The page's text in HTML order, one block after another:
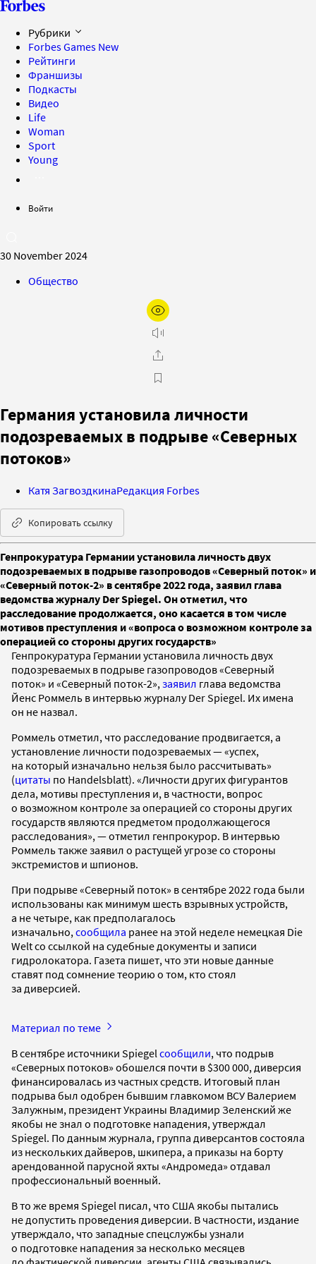
Рубрики
Forbes Games New
Рейтинги
Франшизы
Подкасты
Видео
Life
Woman
Sport
Young
Войти
30 November 2024
Общество
Германия установила личности
подозреваемых в подрыве «Северных
потоков»
Катя ЗагвоздкинаРедакция Forbes
Копировать ссылку
Генпрокуратура Германии установила личность двух
подозреваемых в подрыве газопроводов «Северный поток» и
«Северный поток-2» в сентябре 2022 года, заявил глава
ведомства журналу Der Spiegel. Он отметил, что
расследование продолжается, оно касается в том числе
мотивов преступления и «вопроса о возможном контроле за
операцией со стороны других государств»
Генпрокуратура Германии установила личность двух
подозреваемых в подрыве газопроводов «Северный
поток» и «Северный поток-2», заявил глава ведомства
Йенс Роммель в интервью журналу Der Spiegel. Их имена
он не назвал.
Роммель отметил, что расследование продвигается, а
установление личности подозреваемых — «успех,
на который изначально нельзя было рассчитывать»
(цитаты по Handelsblatt). «Личности других фигурантов
дела, мотивы преступления и, в частности, вопрос
о возможном контроле за операцией со стороны других
государств являются предметом продолжающегося
расследования», — отметил генпрокурор. В интервью
Роммель также заявил о растущей угрозе со стороны
экстремистов и шпионов.
При подрыве «Северный поток» в сентябре 2022 года были
использованы как минимум шесть взрывных устройств,
а не четыре, как предполагалось
изначально, сообщила ранее на этой неделе немецкая Die
Welt со ссылкой на судебные документы и записи
гидролокатора. Газета пишет, что эти новые данные
ставят под сомнение теорию о том, кто стоял
за диверсией.
Материал по теме
В сентябре источники Spiegel сообщили, что подрыв
«Северных потоков» обошелся почти в $300 000, диверсия
финансировалась из частных средств. Итоговый план
подрыва был одобрен бывшим главкомом ВСУ Валерием
Залужным, президент Украины Владимир Зеленский же
якобы не знал о подготовке нападения, утверждал
Spiegel. По данным журнала, группа диверсантов состояла
из нескольких дайверов, шкипера, а приказы на борту
арендованной парусной яхты «Андромеда» отдавал
профессиональный военный.
В то же время Spiegel писал, что США якобы пытались
не допустить проведения диверсии. В частности, издание
утверждало, что западные спецслужбы узнали
о подготовке нападения за несколько месяцев